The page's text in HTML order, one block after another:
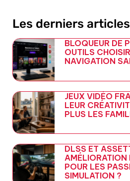
Les derniers articles
BLOQUEUR DE
OUTILS
NAVIGATION
JEUX VIDÉO
LEUR
PLUS LES
DLSS ET
AMÉLIORATION
POUR LES
SIMULATION ?